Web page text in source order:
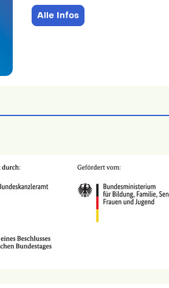
Alle Infos